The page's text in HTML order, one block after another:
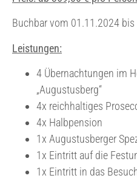
Buchbar vom 01.11.2024
Leistungen:
4 Übernachtungen im
„Augustusberg“
4x reichhaltiges
4x Halbpension
1x Augustusberger
1x Eintritt auf die
1x Eintritt in das